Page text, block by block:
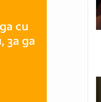
си
за да